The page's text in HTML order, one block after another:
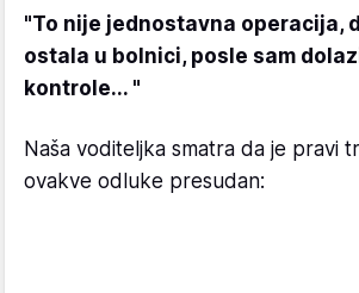
"To nije jednostavna operacija,
ostala u bolnici, posle sam
kontrole... "
Naša voditeljka smatra da je pravi
ovakve odluke presudan: